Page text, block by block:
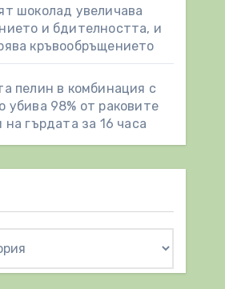
шоколад увеличава
и бдителността, и
кръвообръщението
пелин в комбинация с
убива 98% от раковите
на гърдата за 16 часа